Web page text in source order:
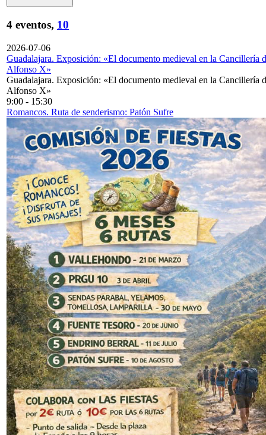
4 eventos, 10
2026-07-06
Guadalajara. Exposición: «El documento medieval en la Cancillería
Alfonso X»
Guadalajara. Exposición: «El documento medieval en la Cancillería
Alfonso X»
9:00 - 15:30
Romancos. Ruta de senderismo: Patón Sufre